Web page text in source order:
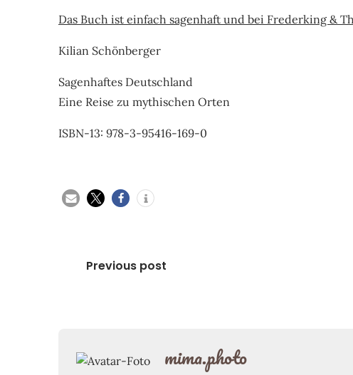
Das Buch ist einfach sagenhaft und bei Frederking &
Kilian Schönberger
Sagenhaftes Deutschland
Eine Reise zu mythischen Orten
ISBN-13: 978-3-95416-169-0
Beitragsnavigation
Previous post
mima.photo